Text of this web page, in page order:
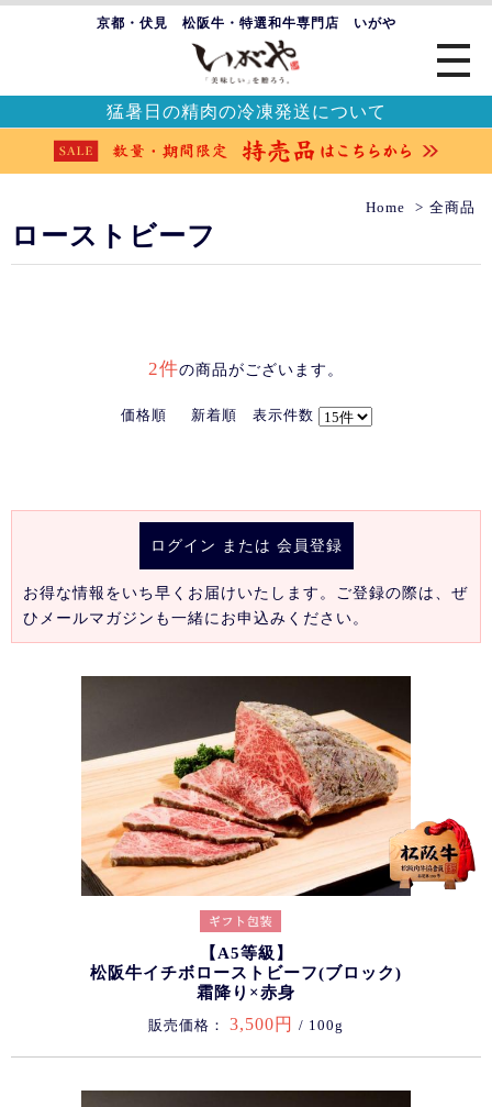
京都・伏見 松阪牛・特選和牛専門店 いがや
猛暑日の精肉の冷凍発送について
Home 全商品
ローストビーフ
2件の商品がございます。
価格順 新着順 表示件数
ログイン または 会員登録
お得な情報をいち早くお届けいたします。ご登録の際は、ぜ
ひメールマガジンも一緒にお申込みください。
【A5等級】
松阪牛イチボローストビーフ(ブロック)
霜降り×赤身
販売価格： 3,500円 / 100g